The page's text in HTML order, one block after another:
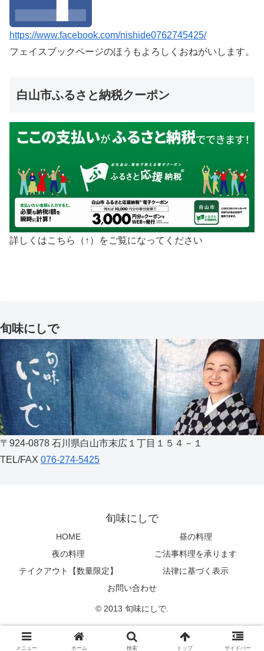
https://www.facebook.com/nishide0762745425/
フェイスブックページのほうもよろしくおねがいします。
白山市ふるさと納税クーポン
詳しくはこちら（↑）をご覧になってください
旬味にしで
〒924-0878 石川県白山市末広１丁目１５４－１
TEL/FAX 076-274-5425
旬味にしで
HOME
昼の料理
夜の料理
ご法事料理を承ります
テイクアウト【数量限定】
法律に基づく表示
お問い合わせ
© 2013 旬味にしで.
メニュー ホーム 検索 トップ サイドバー